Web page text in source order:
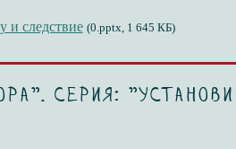
и следствие (0.pptx, 1 645 КБ)
Серия: